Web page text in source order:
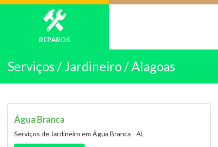
REPAROS
Serviços /Jardineiro / Alagoas
Água Branca
Serviços de Jardineiro em Água Branca - AL